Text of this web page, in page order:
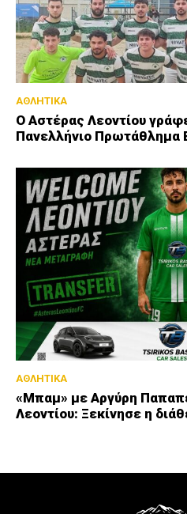
ΑΘΛΗΤΙΚΑ
Ο Αστέρας Λεοντίου
Πανελλήνιο Πρωτάθλημα
ΑΘΛΗΤΙΚΑ
«Μπαμ» με Αργύρη
Λεοντίου: Ξεκίνησε η